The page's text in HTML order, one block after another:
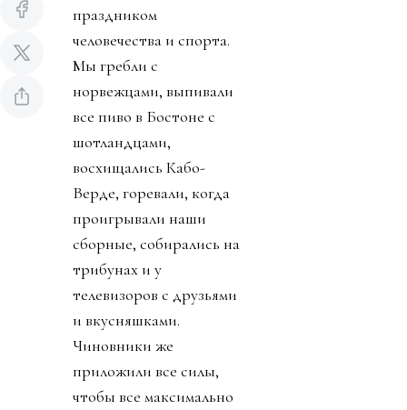
праздником
человечества и спорта.
Мы гребли с
норвежцами, выпивали
все пиво в Бостоне с
шотландцами,
восхищались Кабо-
Верде, горевали, когда
проигрывали наши
сборные, собирались на
трибунах и у
телевизоров с друзьями
и вкусняшками.
Чиновники же
приложили все силы,
чтобы все максимально